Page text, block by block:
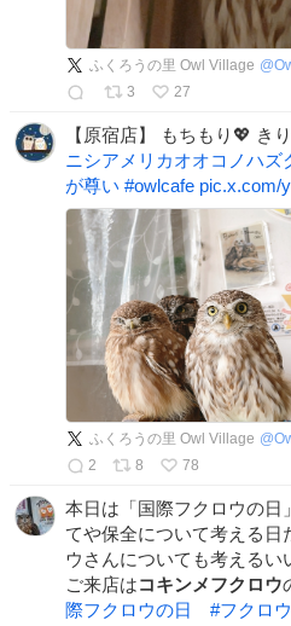
ふくろうの里 Owl Village @
3
27
【原宿店】 もちもり💖 き
ニシアメリカオオコノハズ
が尊い #owlcafe pic.x.com/
ふくろうの里 Owl Village @
2
8 78
本日は「国際フクロウの日
てや保全について考える日
ウさんについても考える
ご来店はコキンメフクロウ
際フクロウの日
#フクロ